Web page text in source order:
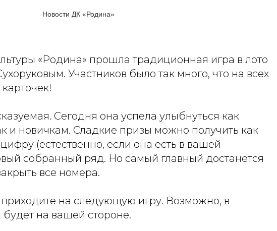
Новости ДК «Родина»
«Родина» прошла традиционная игра в лото
Участников было так много, что на всех
Сегодня она успела улыбнуться как
и новичкам. Сладкие призы можно получить как
(естественно, если она есть в вашей
собранный ряд. Но самый главный достанется
все номера.
на следующую игру. Возможно, в
на вашей стороне.